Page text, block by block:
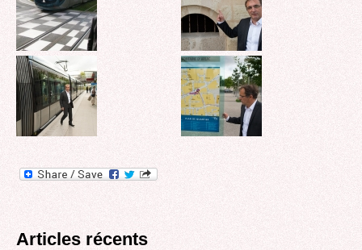
Articles récents